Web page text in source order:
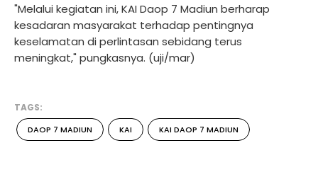
"Melalui kegiatan ini, KAI Daop 7 Madiun berharap
kesadaran masyarakat terhadap pentingnya
keselamatan di perlintasan sebidang terus
meningkat," pungkasnya. (uji/mar)
TAGS:
DAOP 7 MADIUN KAI KAI DAOP 7 MADIUN